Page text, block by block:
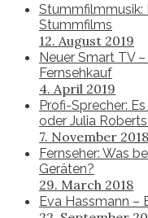
Stummfilmmusik:
Stummfilms
12. August 2019
Neuer Smart TV
Fernsehkauf
4. April 2019
Profi-Sprecher:
oder Julia
7. November 2018
Fernseher: Was
Geräten?
29. March 2018
Eva Hassmann –